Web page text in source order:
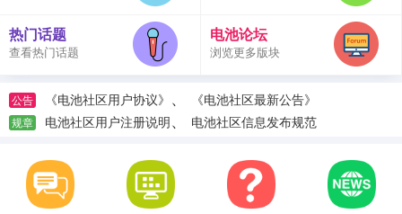
热门话题
查看热门话题
电池论坛
浏览更多版块
公告 《电池社区用户协议》 、 《电池社区最新公告》
规章 电池社区用户注册说明、 电池社区信息发布规范